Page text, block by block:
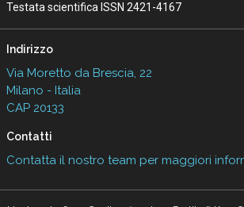
Testata scientifica ISSN 2421-4167
Indirizzo
Via Moretto da Brescia, 22
Milano - Italia
CAP 20133
Contatti
Contatta il nostro team per maggiori